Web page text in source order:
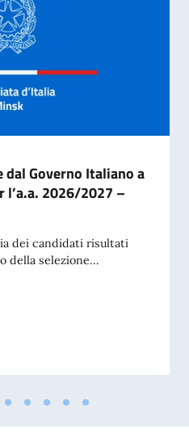
Governo Italiano a
2026/2027 –
dei candidati risultati
della selezione...
dal Governo Italiano a studenti